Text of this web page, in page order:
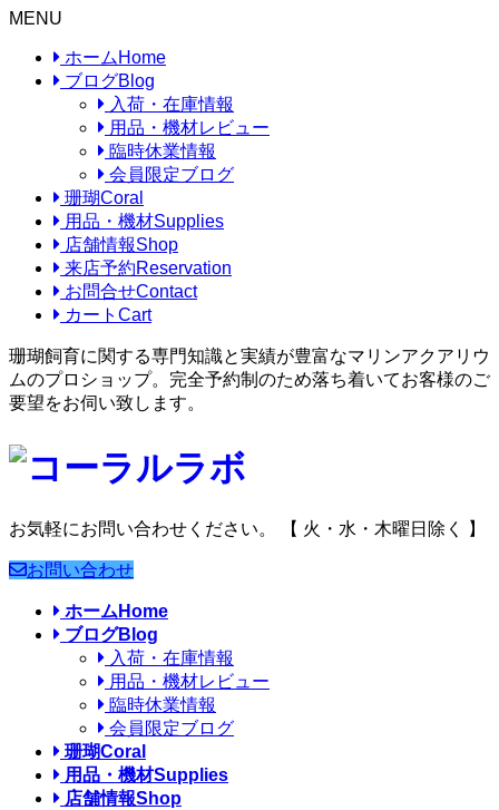
MENU
ホーム Home
ブログBlog
入荷・在庫情報
用品・機材レビュー
臨時休業情報
会員限定ブログ
珊瑚Coral
用品・機材Supplies
店舗情報Shop
来店予約Reservation
お問合せContact
カート Cart
珊瑚飼育に関する専門知識と実績が豊富なマリンアクアリウ
ムのプロショップ。完全予約制のため落ち着いてお客様のご
要望をお伺い致します。
お気軽にお問い合わせください。 【 火・水・木曜日除く 】
お問い合わせ
ホーム Home
ブログBlog
入荷・在庫情報
用品・機材レビュー
臨時休業情報
会員限定ブログ
珊瑚Coral
用品・機材Supplies
店舗情報Shop